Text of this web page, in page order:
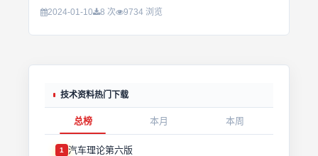
2024-01-10 8 次 9734 浏览
技术资料热门下载
总榜 本月 本周
1 汽车理论第六版